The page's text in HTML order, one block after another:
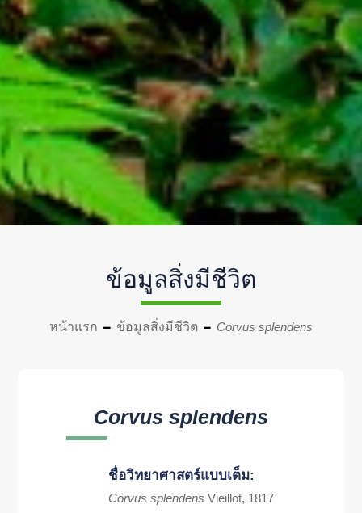
ข้อมูลสิ่งมีชีวิต
หน้าแรก ข้อมูลสิ่งมีชีวิต Corvus splendens
Corvus splendens
ชื่อวิทยาศาสตร์แบบเต็ม:
Corvus splendens Vieillot, 1817